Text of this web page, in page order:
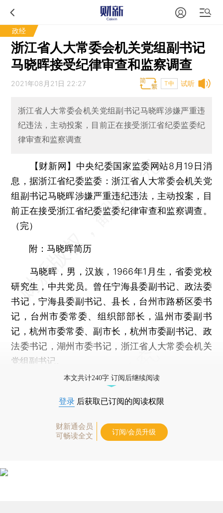
政经
浙江省人大常委会机关党组副书记
马晓晖接受纪律审查和监察调查
试听
2021年08月21日 22:27 T中
浙江省人大常委会机关党组副书记马晓晖涉嫌严重违
纪违法，主动投案，目前正在接受浙江省纪委监委纪
律审查和监察调查
【财新网】 中央纪委国家监委网站8月19日消
息，据浙江省纪委监委：浙江省人大常委会机关党
组副书记马晓晖涉嫌严重违纪违法，主动投案，目
前正在接受浙江省纪委监委纪律审查和监察调查。
（完）
附：马晓晖简历
马晓晖，男，汉族，1966年1月生，省委党校
研究生，中共党员。曾任宁海县委副书记、政法委
书记，宁海县委副书记、县长，台州市路桥区委书
记，台州市委常委、组织部部长，温州市委副书
记，杭州市委常委、副市长，杭州市委副书记、政
法委书记，湖州市委书记，浙江省人大常委会机关
党组副书记。
本文共计240字 订阅后继续阅读
登录 后获取已订阅的阅读权限
财新通会员
可畅读全文
订阅/会员升级